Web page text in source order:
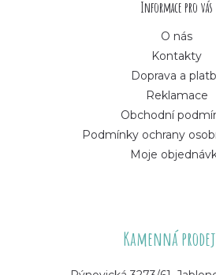
Informace pro vás
O nás
Kontakty
Doprava a
Reklamace
Obchodní
Podmínky ochrany
Moje
Kamenná